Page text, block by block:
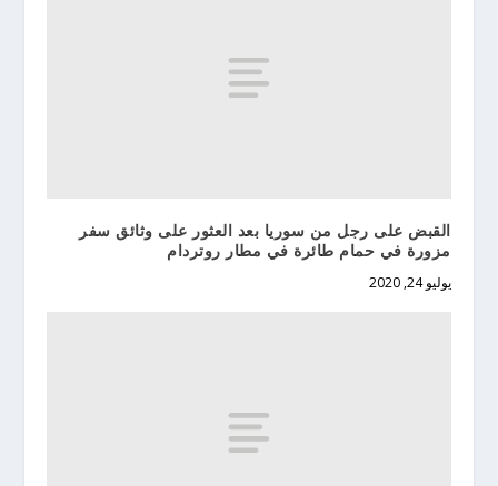
القبض على رجل من سوريا بعد العثور على وثائق سفر
مزورة في حمام طائرة في مطار روتردام
يوليو 24, 2020